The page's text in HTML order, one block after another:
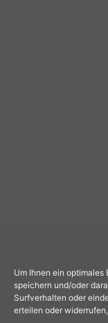
Um Ihnen ein
speichern und/oder
Surfverhalten oder
erteilen oder